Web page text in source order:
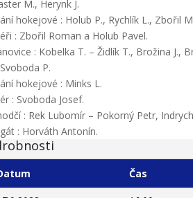
M., Herynk J.
hokejové : Holub P., Rychlík L., Zbořil
: Zbořil Roman a Holub Pavel.
: Kobelka T. – Židlík T., Brožina J.,
P.
hokejové : Minks L.
: Svoboda Josef.
: Rek Lubomír – Pokorný Petr,
: Horváth Antonín.
Čas